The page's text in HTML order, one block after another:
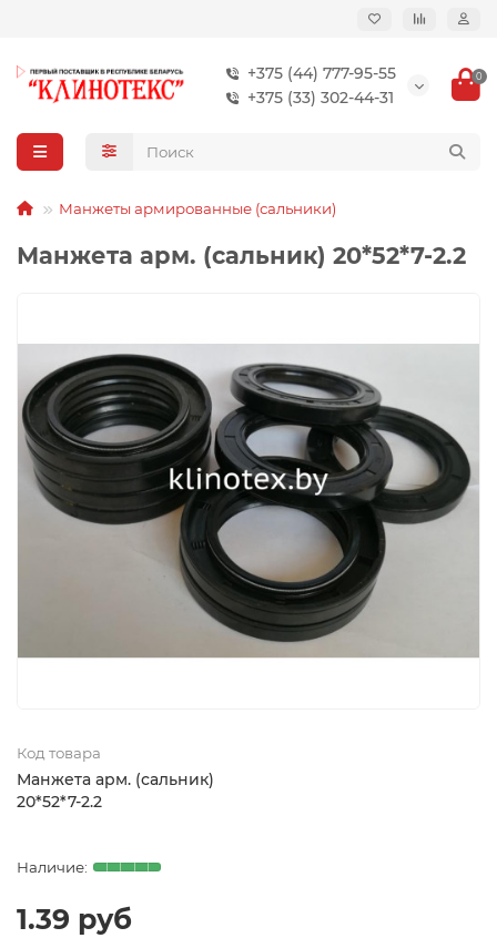
+375 (44) 777-95-55
+375 (33) 302-44-31
0
Манжеты армированные (сальники)
Манжета арм. (сальник) 20*52*7-2.2
Код товара
Манжета арм. (сальник)
20*52*7-2.2
1.39 руб